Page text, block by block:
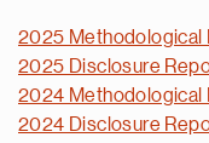
2025 Methodological
2025 Disclosure
2024 Methodological
2024 Disclosure